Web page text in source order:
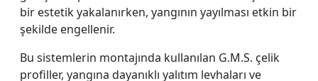
bir estetik yakalanırken, yangının yayılması etkin bir
şekilde engellenir.
Bu sistemlerin montajında kullanılan G.M.S. çelik
profiller, yangına dayanıklı yalıtım levhaları ve